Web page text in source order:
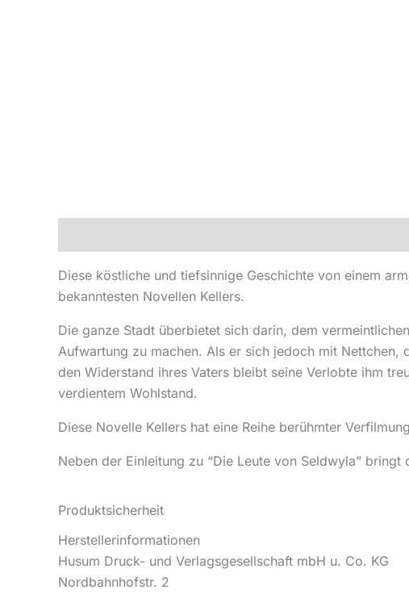
Diese köstliche und tiefsinnige Geschichte von einem
bekanntesten Novellen Kellers.
Die ganze Stadt überbietet sich darin, dem
Aufwartung zu machen. Als er sich jedoch mit
den Widerstand ihres Vaters bleibt seine Verlobte ihm
verdientem Wohlstand.
Diese Novelle Kellers hat eine Reihe berühmter
Neben der Einleitung zu “Die Leute von Seldwyla”
Produktsicherheit
Herstellerinformationen
Husum Druck- und Verlagsgesellschaft mbH u. Co. KG
Nordbahnhofstr. 2